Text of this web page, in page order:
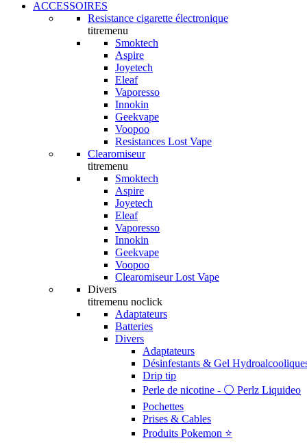
ACCESSOIRES
Resistance cigarette électronique
titremenu
Smoktech
Aspire
Joyetech
Eleaf
Vaporesso
Innokin
Geekvape
Voopoo
Resistances Lost Vape
Clearomiseur
titremenu
Smoktech
Aspire
Joyetech
Eleaf
Vaporesso
Innokin
Geekvape
Voopoo
Clearomiseur Lost Vape
Divers
titremenu noclick
Adaptateurs
Batteries
Divers
Adaptateurs
Désinfestants & Gel
Drip tip
Perle de nicotine - ⚪️ Perlz Liquideo
Pochettes
Prises & Cables
Produits Pokemon ⭐️